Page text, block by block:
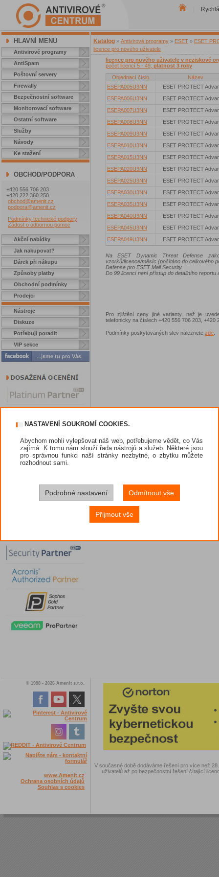
HLAVNÍ MENU
Antivirové programy
AntiSpam
Poštovní servery
Firewally
Bezpečnostní software
Monitorovací software
Ostatní software
Služby
Návody
Ke stažení
OBCHOD/PODPORA
+420 556 706 203
+420 222 360 250
obchod@amenit.cz
podpora@amenit.cz
Podmínky technické podpory
Žádost o odbornou pomoc
Akční nabídky
Jak nakupovat?
Dárek při nákupu
Způsoby platby
Obchodní podmínky
Prodejci
Nástroje
Diskuze
Potřebuji poradit
VIP sekce
Katalog » Antivirové programy » ESET » ESET
licence pro nového uživatele
licence pro nového uživatele v neziskové
počet licencí 5 - 49; platnost 3 roky
Objednací číslo
Název
ESEPA005U3NN
ESET PROTECT
ESEPA006U3NN
ESET PROTECT
ESEPA007U3NN
ESET PROTECT
ESEPA008U3NN
ESET PROTECT
ESEPA009U3NN
ESET PROTECT
ESEPA010U3NN
ESET PROTECT
ESEPA015U3NN
ESET PROTECT
ESEPA020U3NN
ESET PROTECT
ESEPA025U3NN
ESET PROTECT
ESEPA030U3NN
ESET PROTECT
ESEPA035U3NN
ESET PROTECT
ESEPA040U3NN
ESET PROTECT
ESEPA045U3NN
ESET PROTECT
ESEPA049U3NN
ESET PROTECT
Na ESET Dynamic Threat Defense
vzorků/licence/měsíc (počítáno do celkového
Defense pro ESET Mail Security.
Do 99 licencí není přístup do detailního
Pro zjištění ceny jiné varianty, než je
telefonicky na číslech +420 556 706 203, +420
Podmínky poskytovaných slev naleznete zde
© 1998 - 2026 Amenit s.r.o.
www.Amenit.cz
Ochrana osobních údajů
Souhlas s cookies
V současné době dodáváme řešení pro více než
uživatelů až po bezpečnostní řešení čítající
NASTAVENÍ SOUKROMÍ COOKIES.
Abychom mohli vylepšovat náš web, potřebujeme vědět, co Vás
zajímá. K tomu nám slouží řada nástrojů a služeb. Některé jsou
pro správnou funkci naší stránky nezbytné, o zbytku můžete
rozhodnout sami.
Podrobné nastavení Odmítnout vše
Přijmout vše